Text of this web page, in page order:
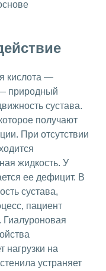
кислота —
природный
сустава.
получают
При отсутствии
жидкость. У
ее дефицит. В
сустава,
пациент
нагрузки на
устраняет